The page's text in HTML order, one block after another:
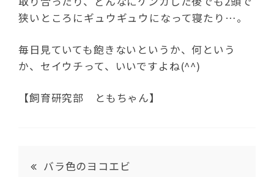
狭いところにギュウギュウになって寝たり…。
毎日見ていても飽きないというか、何という
か、セイウチって、いいですよね(^^)
【飼育研究部 ともちゃん】
バラ色のヨコエビ